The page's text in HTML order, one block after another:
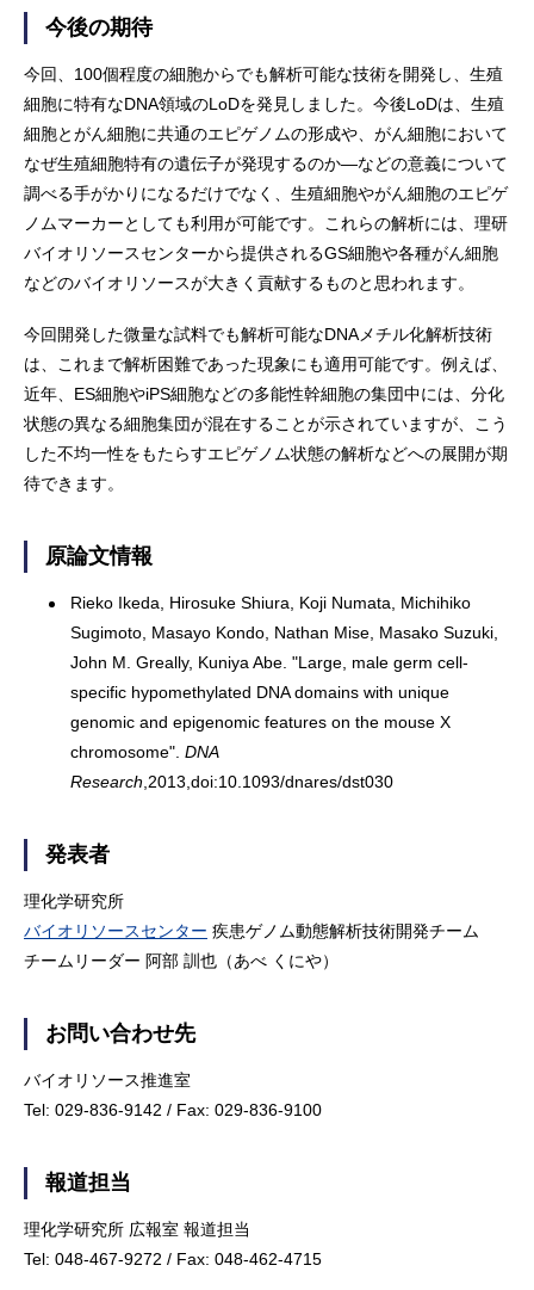
今後の期待
今回、100個程度の細胞からでも解析可能な技術を開発し、生殖
細胞に特有なDNA領域のLoDを発見しました。今後LoDは、生殖
細胞とがん細胞に共通のエピゲノムの形成や、がん細胞において
なぜ生殖細胞特有の遺伝子が発現するのか―などの意義について
調べる手がかりになるだけでなく、生殖細胞やがん細胞のエピゲ
ノムマーカーとしても利用が可能です。これらの解析には、理研
バイオリソースセンターから提供されるGS細胞や各種がん細胞
などのバイオリソースが大きく貢献するものと思われます。
今回開発した微量な試料でも解析可能なDNAメチル化解析技術
は、これまで解析困難であった現象にも適用可能です。例えば、
近年、ES細胞やiPS細胞などの多能性幹細胞の集団中には、分化
状態の異なる細胞集団が混在することが示されていますが、こう
した不均一性をもたらすエピゲノム状態の解析などへの展開が期
待できます。
原論文情報
Rieko Ikeda, Hirosuke Shiura, Koji Numata, Michihiko
Sugimoto, Masayo Kondo, Nathan Mise, Masako Suzuki,
John M. Greally, Kuniya Abe. "Large, male germ cell-
specific hypomethylated DNA domains with unique
genomic and epigenomic features on the mouse X
chromosome".DNA
Research ,2013,doi:10.1093/dnares/dst030
発表者
理化学研究所
バイオリソースセンター 疾患ゲノム動態解析技術開発チーム
チームリーダー 阿部 訓也（あべ くにや）
お問い合わせ先
バイオリソース推進室
Tel: 029-836-9142 / Fax: 029-836-9100
報道担当
理化学研究所 広報室 報道担当
Tel: 048-467-9272 / Fax: 048-462-4715